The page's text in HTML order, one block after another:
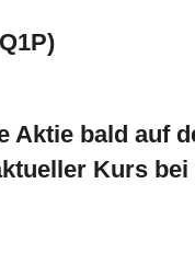
Aktie bald auf
Kurs bei